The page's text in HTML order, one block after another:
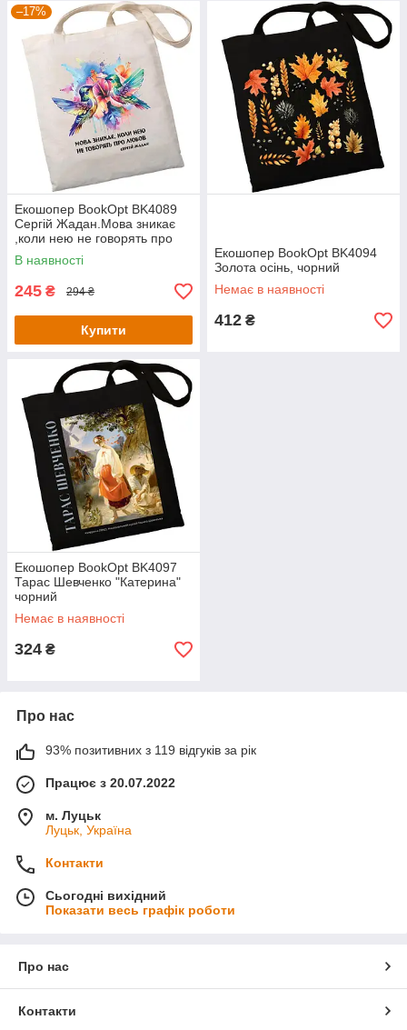
–17%
Екошопер BookOpt BK4089
Сергій Жадан.Мова зникає
,коли нею не говорять про
любов
В наявності
245 ₴ 294 ₴
Купити
Екошопер BookOpt BK4094
Золота осінь, чорний
Немає в наявності
412 ₴
Екошопер BookOpt BK4097
Тарас Шевченко "Катерина"
чорний
Немає в наявності
324 ₴
Про нас
93% позитивних з 119 відгуків за рік
Працює з 20.07.2022
м. Луцьк
Луцьк, Україна
Контакти
Сьогодні вихідний
Показати весь графік роботи
Про нас
Контакти